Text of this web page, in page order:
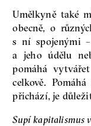
Umělkyně také
obecně, o
s ní spojenými
a jeho údělu
pomáhá
celkově.
přichází, je
Supí kapitalismus